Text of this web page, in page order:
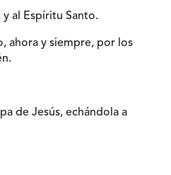
y al Espíritu Santo.
ahora y siempre, por los
de Jesús, echándola a